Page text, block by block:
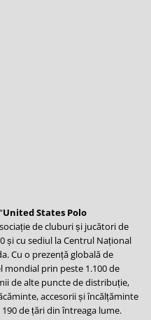
United States Polo
de cluburi și jucători de
și cu sediul la Centrul Național
Cu o prezență globală de
prin peste 1.100 de
de alte puncte de distribuție,
accesorii și încălțăminte
de țări din întreaga lume.